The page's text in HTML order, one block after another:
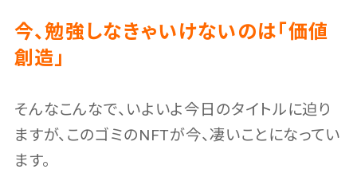
今、勉強しなきゃいけないのは「価値
創造」
そんなこんなで、いよいよ今日のタイトルに迫り
ますが、このゴミのNFTが今、凄いことになってい
ます。